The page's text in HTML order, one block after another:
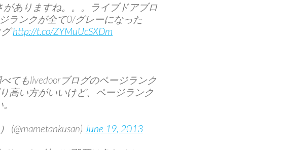
ありますね。。。ライブドアブロ
ランクが全て0/グレーになった
グhttp://t.co/ZYMuUcSXDm
てもlivedoorブログのページランク
高い方がいいけど、ページランク
(@mametankusan) June 19, 2013